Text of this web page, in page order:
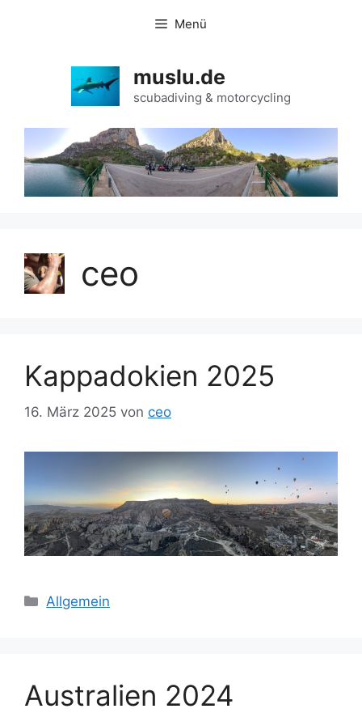
Menü
muslu.de
scubadiving & motorcycling
ceo
Kappadokien 2025
16. März 2025 von ceo
Kategorien
Allgemein
Australien 2024